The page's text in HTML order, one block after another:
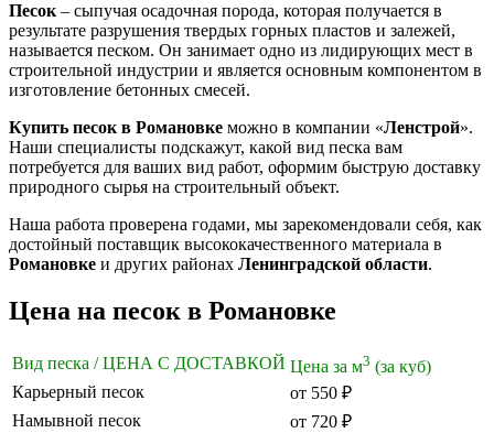
Песок – сыпучая осадочная порода, которая получается в
результате разрушения твердых горных пластов и залежей,
называется песком. Он занимает одно из лидирующих мест в
строительной индустрии и является основным компонентом в
изготовление бетонных смесей.
Купить песок в Романовке можно в компании «Ленстрой».
Наши специалисты подскажут, какой вид песка вам
потребуется для ваших вид работ, оформим быструю доставку
природного сырья на строительный объект.
Наша работа проверена годами, мы зарекомендовали себя, как
достойный поставщик высококачественного материала в
Романовке и других районах Ленинградской области.
Цена на песок в Романовке
Вид песка / ЦЕНА С ДОСТАВКОЙ Цена за м3 (за куб)
Карьерный песок
от 550 ₽
Намывной песок
от 720 ₽